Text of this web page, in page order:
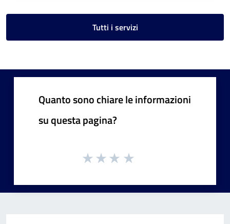
Tutti i servizi
Quanto sono chiare le informazioni
su questa pagina?